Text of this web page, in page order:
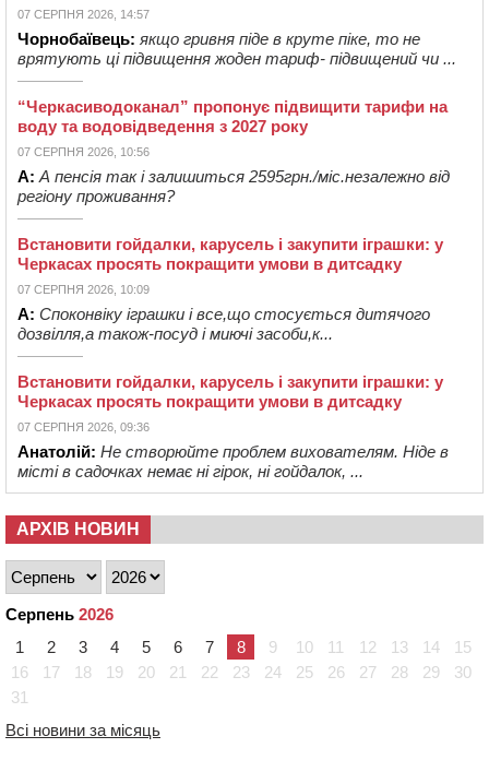
07 СЕРПНЯ 2026, 14:57
Чорнобаївець: якщо гривня піде в круте піке, то не
врятують ці підвищення жоден тариф- підвищений чи ...
“Черкасиводоканал” пропонує підвищити тарифи на
воду та водовідведення з 2027 року
07 СЕРПНЯ 2026, 10:56
А: А пенсія так і залишиться 2595грн./міс.незалежно від
регіону проживання?
Встановити гойдалки, карусель і закупити іграшки: у
Черкасах просять покращити умови в дитсадку
07 СЕРПНЯ 2026, 10:09
А: Споконвіку іграшки і все,що стосується дитячого
дозвілля,а також-посуд і миючі засоби,к...
Встановити гойдалки, карусель і закупити іграшки: у
Черкасах просять покращити умови в дитсадку
07 СЕРПНЯ 2026, 09:36
Анатолій: Не створюйте проблем вихователям. Ніде в
місті в садочках немає ні гірок, ні гойдалок, ...
АРХІВ НОВИН
Серпень 2026
1
2 3 4 5 6 7 8 9 10 11 12 13 14
15
16
17 18 19 20 21 22 23 24 25 26 27 28 29
30
31
Всі новини за місяць